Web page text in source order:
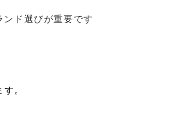
ド選びが重要です
。